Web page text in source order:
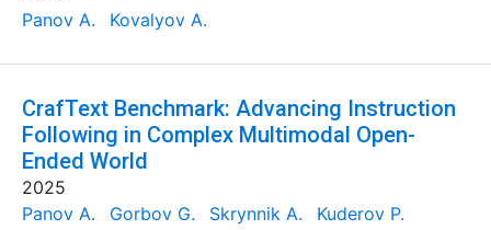
Panov A.
Kovalyov A.
CrafText Benchmark: Advancing Instruction
Following in Complex Multimodal Open-
Ended World
2025
Panov A.
Gorbov G. Skrynnik A. Kuderov P.